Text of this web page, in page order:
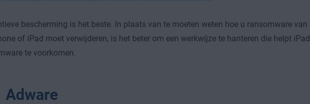
bescherming is het beste. In plaats van te moeten weten hoe u ransomware van
of iPad moet verwijderen, is het beter om een werkwijze te hanteren die helpt iPad
te voorkomen.
Adware